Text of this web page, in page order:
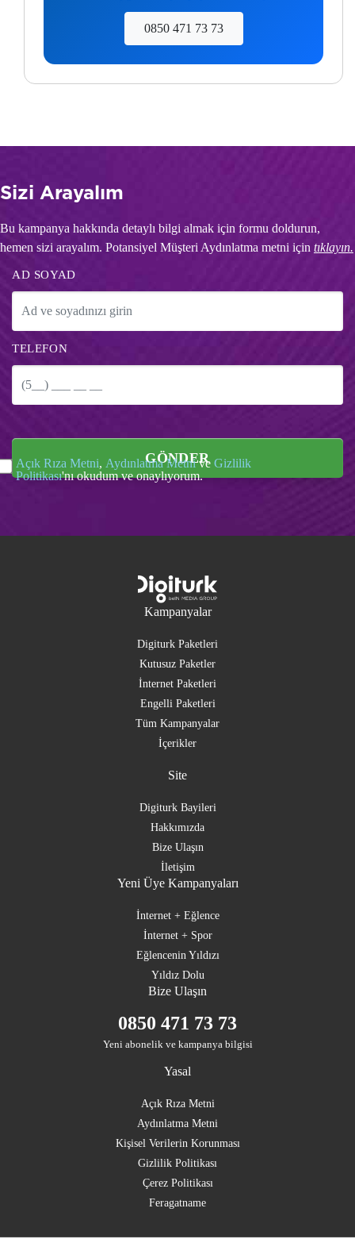
0850 471 73 73
Sizi Arayalım
Bu kampanya hakkında detaylı bilgi almak için formu doldurun,
hemen sizi arayalım. Potansiyel Müşteri Aydınlatma metni için tıklayın.
AD SOYAD
TELEFON
GÖNDER
Açık Rıza Metni, Aydınlatma Metnive Gizlilik
Politikası'nı okudum ve onaylıyorum.
Kampanyalar
Digiturk Paketleri
Kutusuz Paketler
İnternet Paketleri
Engelli Paketleri
Tüm Kampanyalar
İçerikler
Site
Digiturk Bayileri
Hakkımızda
Bize Ulaşın
İletişim
Yeni Üye Kampanyaları
İnternet + Eğlence
İnternet + Spor
Eğlencenin Yıldızı
Yıldız Dolu
Bize Ulaşın
0850 471 73 73
Yeni abonelik ve kampanya bilgisi
Yasal
Açık Rıza Metni
Aydınlatma Metni
Kişisel Verilerin Korunması
Gizlilik Politikası
Çerez Politikası
Feragatname